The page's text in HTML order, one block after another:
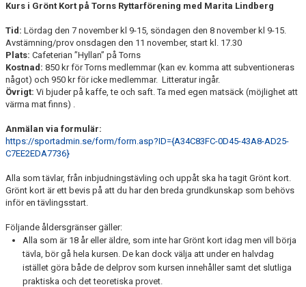
MEDLEMSKAP
HIPPOCRATES
STÖTTA TORNS
LEKTIONSPLANERING RIDSKOLA
Kurs i Grönt Kort på Torns Ryttarförening med Marita Lindberg
Tid: Lördag den 7 november kl 9-15, söndagen den 8 november kl 9-15.
Avstämning/prov onsdagen den 11 november, start kl. 17.30
Plats: Cafeterian ”Hyllan” på Torns
Kostnad: 850 kr för Torns medlemmar (kan ev. komma att subventioneras
något) och 950 kr för icke medlemmar. Litteratur ingår.
Övrigt: Vi bjuder på kaffe, te och saft. Ta med egen matsäck (möjlighet att
värma mat finns) .
Anmälan via formulär:
https://sportadmin.se/form/form.asp?ID={A34C83FC-0D45-43A8-AD25-
C7EE2EDA7736}
Alla som tävlar, från inbjudningstävling och uppåt ska ha tagit Grönt kort.
Grönt kort är ett bevis på att du har den breda grundkunskap som behövs
inför en tävlingsstart.
Följande åldersgränser gäller:
Alla som är 18 år eller äldre, som inte har Grönt kort idag men vill börja
tävla, bör gå hela kursen. De kan dock välja att under en halvdag
istället göra både de delprov som kursen innehåller samt det slutliga
praktiska och det teoretiska provet.